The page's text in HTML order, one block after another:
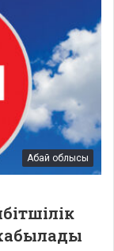
Абай облысы
жабылады